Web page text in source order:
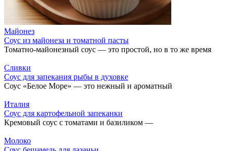
Майонез
Соус из майонеза и томатной пасты
Томатно-майонезный соус — это простой, но в то же время
Сливки
Соус для запекания рыбы в духовке
Соус «Белое Море» — это нежный и ароматный
Италия
Соус для картофельной запеканки
Кремовый соус с томатами и базиликом —
Молоко